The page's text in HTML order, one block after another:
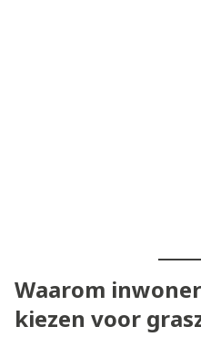
Waarom
kiezen voor